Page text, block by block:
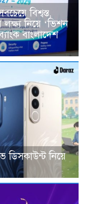
বিশ্বস্ত,
নিয়ে ‘ভিশন
বাংলাদেশ
ডিসকাউন্ট নিয়ে